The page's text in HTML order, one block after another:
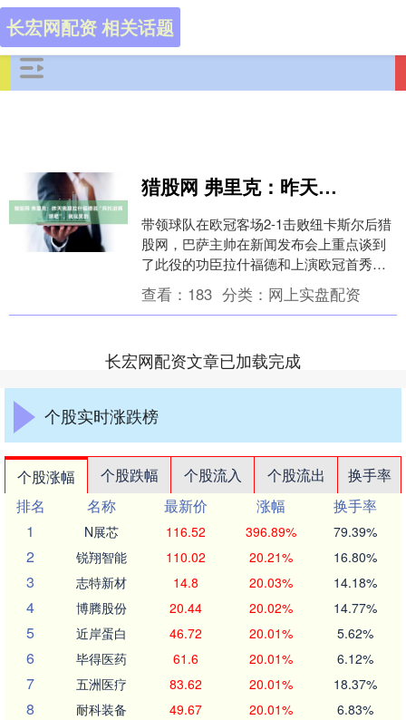
长宏网配资 相关话题
猎股网 弗里克：昨天我跟拉什福德说“拜托进俩球吧”，我玩笑的
带领球队在欧冠客场2-1击败纽卡斯尔后猎
股网，巴萨主帅在新闻发布会上重点谈到
了此役的功臣拉什福德和上演欧冠首秀的
门将霍安-加西亚。 关于比赛 首先，这是
欧冠；其....
查看： 183 分类： 网上实盘配资
长宏网配资文章已加载完成
个股实时涨跌榜
个股涨幅 个股跌幅 个股流入 个股流出
换手率
排名
名称 最新价 涨幅
换手率
1
N展芯 116.52 396.89% 79.39%
2 锐翔智能 110.02 20.21% 16.80%
3 志特新材 14.8 20.03% 14.18%
4 博腾股份 20.44 20.02% 14.77%
5 近岸蛋白 46.72 20.01% 5.62%
6 毕得医药 61.6 20.01% 6.12%
7 五洲医疗 83.62 20.01% 18.37%
8 耐科装备 49.67 20.01% 6.83%